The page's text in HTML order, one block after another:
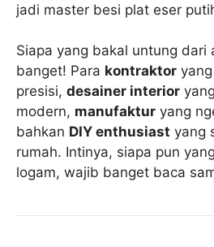
jadi master besi plat eser
Siapa yang bakal untung dari
banget! Para kontraktor
presisi, desainer interior
modern, manufaktur yang
bahkan DIY enthusiast yang
rumah. Intinya, siapa pun
logam, wajib banget baca